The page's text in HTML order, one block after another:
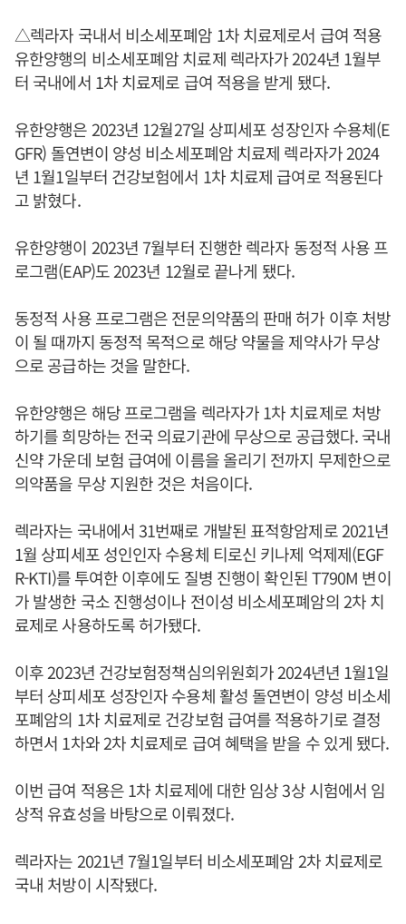
△렉라자 국내서 비소세포폐암 1차 치료제로서 급여 적용
유한양행의 비소세포폐암 치료제 렉라자가 2024년 1월부
터 국내에서 1차 치료제로 급여 적용을 받게 됐다.
유한양행은 2023년 12월27일 상피세포 성장인자 수용체(E
GFR) 돌연변이 양성 비소세포폐암 치료제 렉라자가 2024
년 1월1일부터 건강보험에서 1차 치료제 급여로 적용된다
고 밝혔다.
유한양행이 2023년 7월부터 진행한 렉라자 동정적 사용 프
로그램(EAP)도 2023년 12월로 끝나게 됐다.
동정적 사용 프로그램은 전문의약품의 판매 허가 이후 처방
이 될 때까지 동정적 목적으로 해당 약물을 제약사가 무상
으로 공급하는 것을 말한다.
유한양행은 해당 프로그램을 렉라자가 1차 치료제로 처방
하기를 희망하는 전국 의료기관에 무상으로 공급했다. 국내
신약 가운데 보험 급여에 이름을 올리기 전까지 무제한으로
의약품을 무상 지원한 것은 처음이다.
렉라자는 국내에서 31번째로 개발된 표적항암제로 2021년
1월 상피세포 성인인자 수용체 티로신 키나제 억제제(EGF
R-KTI)를 투여한 이후에도 질병 진행이 확인된 T790M 변이
가 발생한 국소 진행성이나 전이성 비소세포폐암의 2차 치
료제로 사용하도록 허가됐다.
이후 2023년 건강보험정책심의위원회가 2024년년 1월1일
부터 상피세포 성장인자 수용체 활성 돌연변이 양성 비소세
포폐암의 1차 치료제로 건강보험 급여를 적용하기로 결정
하면서 1차와 2차 치료제로 급여 혜택을 받을 수 있게 됐다.
이번 급여 적용은 1차 치료제에 대한 임상 3상 시험에서 임
상적 유효성을 바탕으로 이뤄졌다.
렉라자는 2021년 7월1일부터 비소세포폐암 2차 치료제로
국내 처방이 시작됐다.